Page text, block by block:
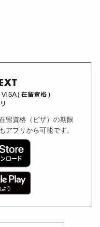
留資格（ビザ）の期限
アプリから可能です。